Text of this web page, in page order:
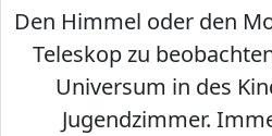
Den Himmel oder den
Teleskop zu
Universum in des
Jugendzimmer.